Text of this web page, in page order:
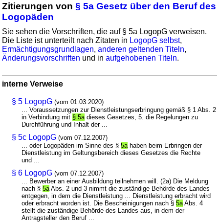
Zitierungen von§ 5a Gesetz über den Beruf des
Logopäden
Sie sehen die Vorschriften, die auf § 5a LogopG verweisen.
Die Liste ist unterteilt nach Zitaten in LogopG selbst,
Ermächtigungsgrundlagen,anderen geltenden Titeln,
Änderungsvorschriften und inaufgehobenen Titeln.
interne Verweise
§ 5 LogopG (vom 01.03.2020)
... Voraussetzungen zur Dienstleistungserbringung gemäß § 1 Abs. 2
in Verbindung mit § 5a dieses Gesetzes, 5. die Regelungen zu
Durchführung und Inhalt der ...
§ 5c LogopG (vom 07.12.2007)
... oder Logopäden im Sinne des §5a haben beim Erbringen der
Dienstleistung im Geltungsbereich dieses Gesetzes die Rechte
und ...
§ 6 LogopG (vom 07.12.2007)
... Bewerber an einer Ausbildung teilnehmen will. (2a) Die Meldung
nach §5a Abs. 2 und 3 nimmt die zuständige Behörde des Landes
entgegen, in dem die Dienstleistung ... Dienstleistung erbracht wird
oder erbracht worden ist. Die Bescheinigungen nach §5a Abs. 4
stellt die zuständige Behörde des Landes aus, in dem der
Antragsteller den Beruf ...